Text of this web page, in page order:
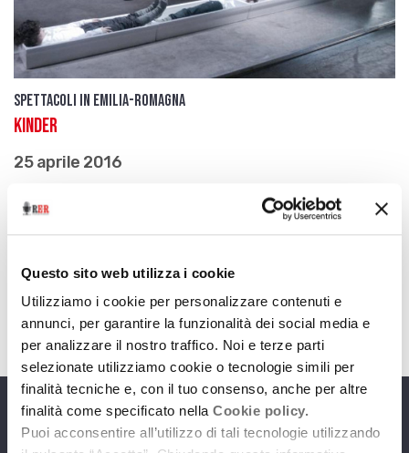
Questo sito web utilizza i cookie
Utilizziamo i cookie per personalizzare contenuti e
annunci, per garantire la funzionalità dei social media e
per analizzare il nostro traffico. Noi e terze parti
selezionate utilizziamo cookie o tecnologie simili per
finalità tecniche e, con il tuo consenso, anche per altre
finalità come specificato nella Cookie policy.
Puoi acconsentire all’utilizzo di tali tecnologie utilizzando
Spettacoli in Emilia-Romagna
Kinder
25 aprile 2016
La nuova produzione di Lenz Fondazione sulla
tragedia dei bambini ebrei di Parma vittime dello
Parma
Ascolta
Programmi